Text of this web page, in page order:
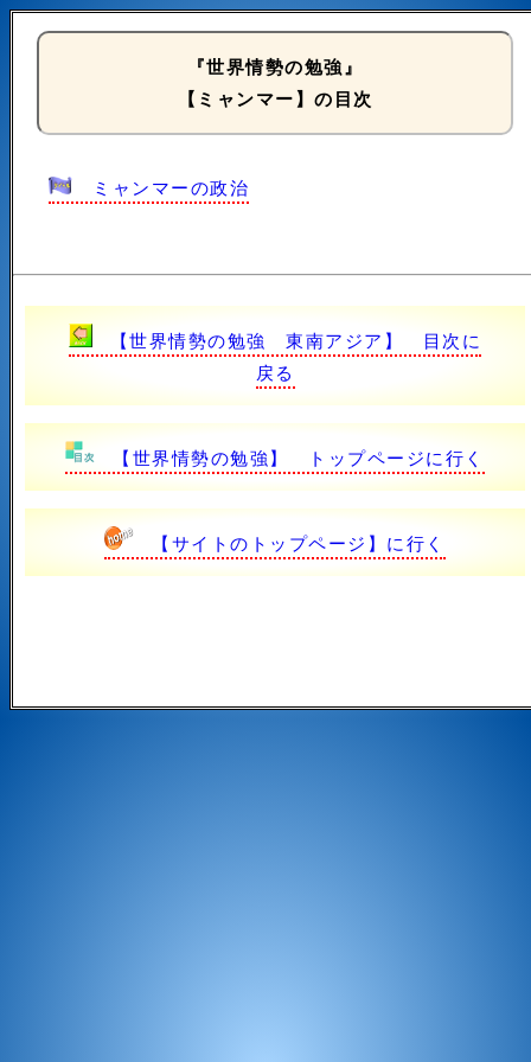
『世界情勢の勉強』
【ミャンマー】の目次
ミャンマーの政治
【世界情勢の勉強 東南アジア】 目次に
戻る
【世界情勢の勉強】 トップページに行く
【サイトのトップページ】に行く